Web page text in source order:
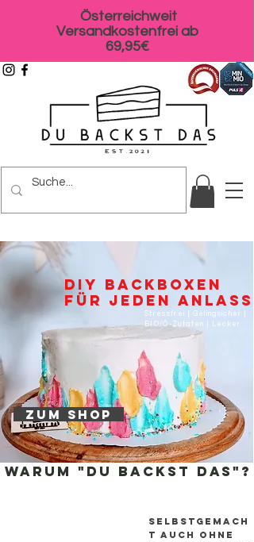
Österreichweit
Versandkostenfrei ab
69,95€
DIY Backboxen
FÜR JEDEN ANLASS
Stressfrei | Gelingsicher |
BIO/Ö-Zutaten | Lecker
Zum Shop
Warum "DU BACKST DAS"?
Selbstgemach
t auch ohne